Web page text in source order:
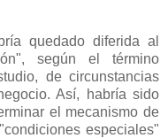
quedado diferida al
según el término
de circunstancias
Así, habría sido
el mecanismo de
especiales"